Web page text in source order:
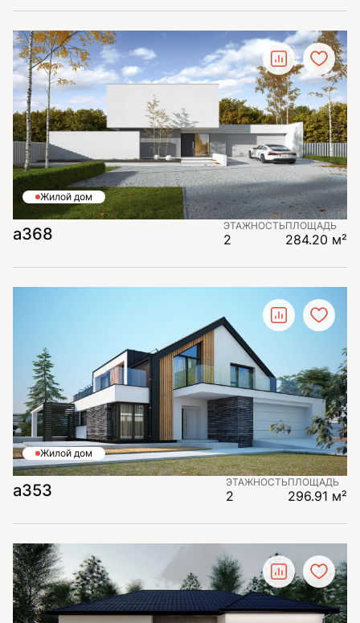
Жилой дом
а368 ЭТАЖНОСТЬ
2
ПЛОЩАДЬ
284.20 м²
Жилой дом
а353 ЭТАЖНОСТЬ
2
ПЛОЩАДЬ
296.91 м²